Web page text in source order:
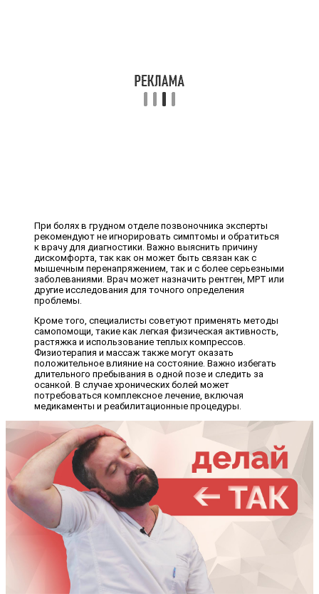
При болях в грудном отделе позвоночника эксперты
рекомендуют не игнорировать симптомы и обратиться
к врачу для диагностики. Важно выяснить причину
дискомфорта, так как он может быть связан как с
мышечным перенапряжением, так и с более серьезными
заболеваниями. Врач может назначить рентген, МРТ или
другие исследования для точного определения
проблемы.
Кроме того, специалисты советуют применять методы
самопомощи, такие как легкая физическая активность,
растяжка и использование теплых компрессов.
Физиотерапия и массаж также могут оказать
положительное влияние на состояние. Важно избегать
длительного пребывания в одной позе и следить за
осанкой. В случае хронических болей может
потребоваться комплексное лечение, включая
медикаменты и реабилитационные процедуры.